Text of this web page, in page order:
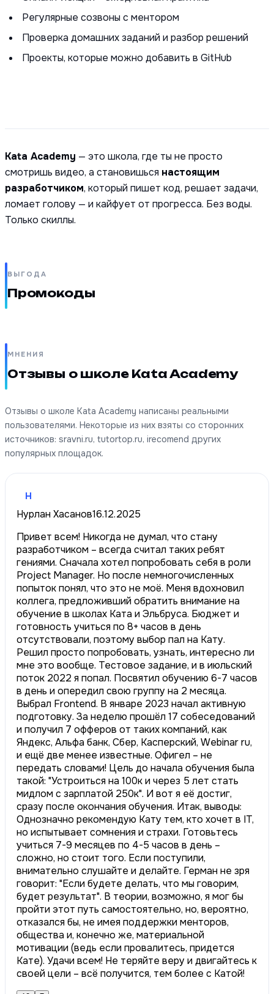
Регулярные созвоны с ментором
Проверка домашних заданий и разбор решений
Проекты, которые можно добавить в GitHub
Kata Academy — это школа, где ты не просто
смотришь видео, а становишься настоящим
разработчиком, который пишет код, решает задачи,
ломает голову — и кайфует от прогресса. Без воды.
Только скиллы.
ВЫГОДА
Промокоды
МНЕНИЯ
Отзывы о школе Kata Academy
Отзывы о школе Kata Academy написаны реальными
пользователями. Некоторые из них взяты со сторонних
источников: sravni.ru, tutortop.ru, irecomend других
популярных площадок.
Н
Нурлан Хасанов16.12.2025
Привет всем! Никогда не думал, что стану
разработчиком – всегда считал таких ребят
гениями. Сначала хотел попробовать себя в роли
Project Manager. Но после немногочисленных
попыток понял, что это не моё. Меня вдохновил
коллега, предложивший обратить внимание на
обучение в школах Ката и Эльбруса. Бюджет и
готовность учиться по 8+ часов в день
отсутствовали, поэтому выбор пал на Кату.
Решил просто попробовать, узнать, интересно ли
мне это вообще. Тестовое задание, и в июльский
поток 2022 я попал. Посвятил обучению 6-7 часов
в день и опередил свою группу на 2 месяца.
Выбрал Frontend. В январе 2023 начал активную
подготовку. За неделю прошёл 17 собеседований
и получил 7 офферов от таких компаний, как
Яндекс, Альфа банк, Сбер, Касперский, Webinar ru,
и ещё две менее известные. Офигел – не
передать словами! Цель до начала обучения была
такой: "Устроиться на 100к и через 5 лет стать
мидлом с зарплатой 250к". И вот я её достиг,
сразу после окончания обучения. Итак, выводы:
Однозначно рекомендую Кату тем, кто хочет в IT,
но испытывает сомнения и страхи. Готовьтесь
учиться 7-9 месяцев по 4-5 часов в день –
сложно, но стоит того. Если поступили,
внимательно слушайте и делайте. Герман не зря
говорит: "Если будете делать, что мы говорим,
будет результат". В теории, возможно, я мог бы
пройти этот путь самостоятельно, но, вероятно,
отказался бы, не имея поддержки менторов,
общества и, конечно же, материальной
мотивации (ведь если провалитесь, придется
Кате). Удачи всем! Не теряйте веру и двигайтесь к
своей цели – всё получится, тем более с Катой!